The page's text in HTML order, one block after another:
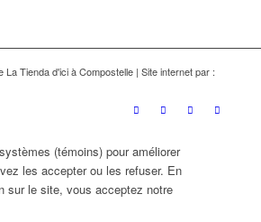
Tienda d'ici à Compostelle | Site internet par :
(témoins) pour améliorer
les accepter ou les refuser. En
sur le site, vous acceptez notre